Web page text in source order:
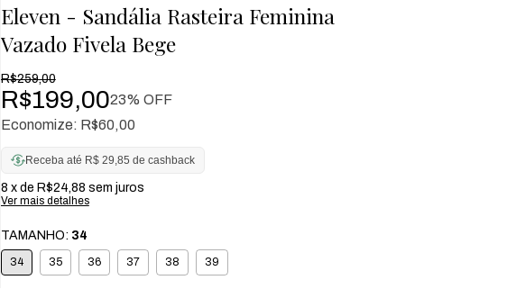
Eleven - Sandália Rasteira Feminina
Vazado Fivela Bege
R$259,00
R$199,0023% OFF
Economize: R$60,00
Receba até R$ 29,85 de cashback
8 x de R$24,88 sem juros
Ver mais detalhes
TAMANHO: 34
34 35 36 37 38 39